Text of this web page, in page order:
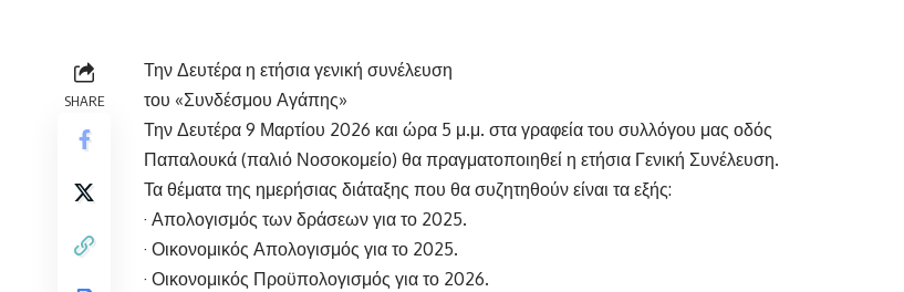
SHARE
Την Δευτέρα η ετήσια γενική συνέλευση
του «Συνδέσμου Αγάπης»
Την Δευτέρα 9 Μαρτίου 2026 και ώρα 5 μ.μ. στα γραφεία του συλλόγου μας οδός
Παπαλουκά (παλιό Νοσοκομείο) θα πραγματοποιηθεί η ετήσια Γενική Συνέλευση.
Τα θέματα της ημερήσιας διάταξης που θα συζητηθούν είναι τα εξής:
· Απολογισμός των δράσεων για το 2025.
· Οικονομικός Απολογισμός για το 2025.
· Οικονομικός Προϋπολογισμός για το 2026.